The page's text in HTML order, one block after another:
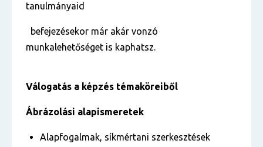
tanulmányaid
befejezésekor már akár vonzó
munkalehetőséget is kaphatsz.
Válogatás a képzés témaköreiből
Ábrázolási alapismeretek
Alapfogalmak, síkmértani szerkesztések